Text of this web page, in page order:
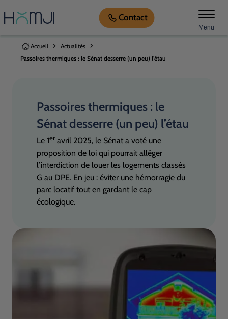
Menu
Contact
Vous êtes ici:
Accueil
Actualités
Passoires thermiques : le Sénat desserre (un peu) l’étau
Passoires thermiques : le
Sénat desserre (un peu) l’étau
Le 1er avril 2025, le Sénat a voté une
proposition de loi qui pourrait alléger
l’interdiction de louer les logements classés
G au DPE. En jeu : éviter une hémorragie du
parc locatif tout en gardant le cap
écologique.